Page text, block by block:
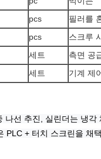
pcs
필러를
pcs
스크루
세트
측면 공
세트 기계 제
나선 추진, 실린더는 냉각
PLC + 터치 스크린을 채